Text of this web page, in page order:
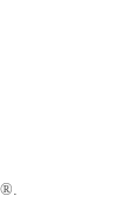
®.